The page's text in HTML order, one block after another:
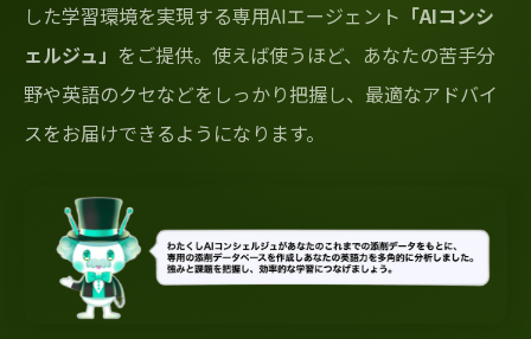
した学習環境を実現する専用AIエージェント 「AIコンシ
ェルジュ」 をご提供。使えば使うほど、あなたの苦手分
野や英語のクセなどをしっかり把握し、最適なアドバイ
スをお届けできるようになります。